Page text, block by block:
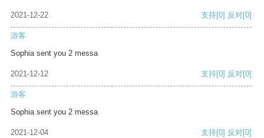
2021-12-22 支持[0] 反对[0]
游客
Sophia sent you 2 messa
2021-12-12 支持[0] 反对[0]
游客
Sophia sent you 2 messa
2021-12-04 支持[0] 反对[0]